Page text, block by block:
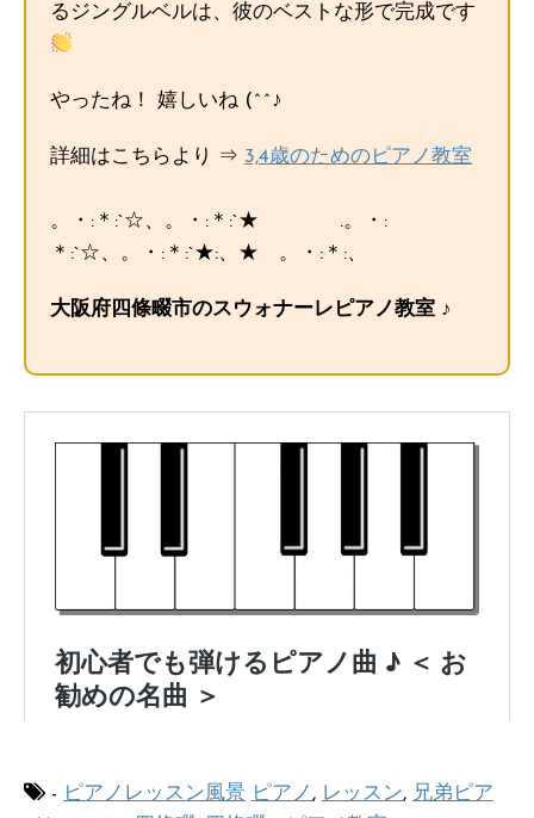
るジングルベルは、彼のベストな形で完成です
やったね！ 嬉しいね (^^♪
詳細はこちらより ⇒ 3,4歳のためのピアノ教室
。・:＊:`☆、。・:＊:`★ .。・:
＊:`☆、。・:＊:`★:、★ 。・:＊:、
大阪府四條畷市のスウォナーレピアノ教室 ♪
- ピアノレッスン風景 ピアノ, レッスン, 兄弟ピア